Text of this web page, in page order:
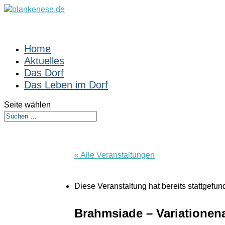
Home
Aktuelles
Das Dorf
Das Leben im Dorf
Seite wählen
« Alle Veranstaltungen
Diese Veranstaltung hat bereits
Brahmsiade –